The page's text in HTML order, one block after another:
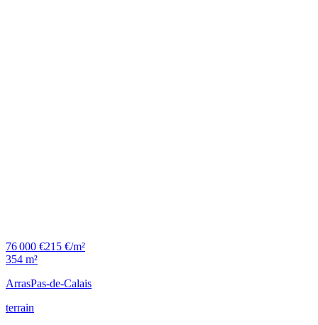
76 000 €215 €/m²
354 m²
ArrasPas-de-Calais
terrain